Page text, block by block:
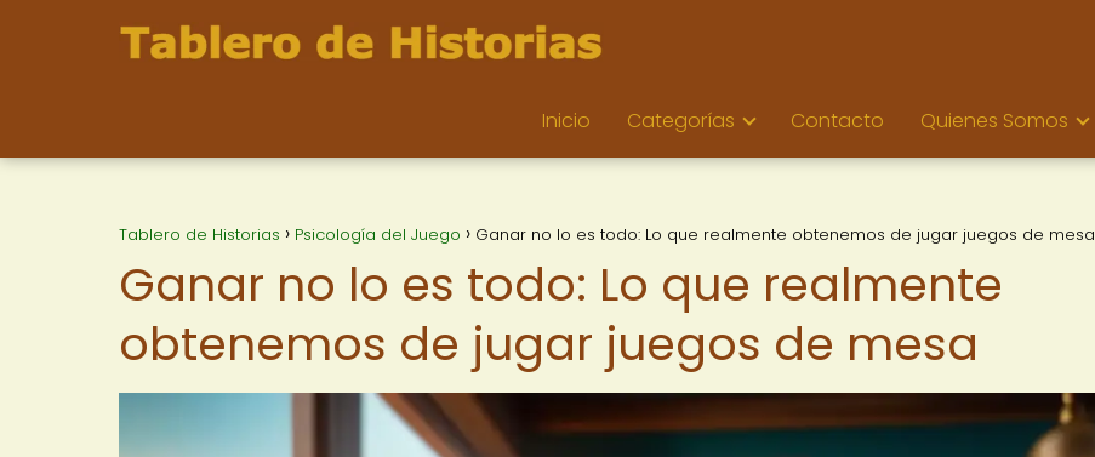
Inicio Categorías Contacto Quienes Somos
Tablero de Historias Psicología del Juego Ganar no lo es todo: Lo que realmente obtenemos de jugar juegos de mesa
Ganar no lo es todo: Lo que realmente
obtenemos de jugar juegos de mesa